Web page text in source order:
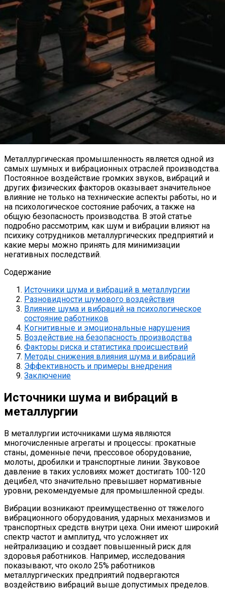
Металлургическая промышленность является одной из
самых шумных и вибрационных отраслей производства.
Постоянное воздействие громких звуков, вибраций и
других физических факторов оказывает значительное
влияние не только на технические аспекты работы, но и
на психологическое состояние рабочих, а также на
общую безопасность производства. В этой статье
подробно рассмотрим, как шум и вибрации влияют на
психику сотрудников металлургических предприятий и
какие меры можно принять для минимизации
негативных последствий.
Содержание
Источники шума и вибраций в металлургии
Разновидности шумового воздействия
Влияние шума и вибраций на психологическое
состояние работников
Когнитивные и эмоциональные нарушения
Воздействие на безопасность производства
Факторы риска и статистика происшествий
Методы снижения влияния шума и вибраций
Эффективность и примеры внедрения
Заключение
Источники шума и вибраций в
металлургии
В металлургии источниками шума являются
многочисленные агрегаты и процессы: прокатные
станы, доменные печи, прессовое оборудование,
молоты, дробилки и транспортные линии. Звуковое
давление в таких условиях может достигать 100-120
децибел, что значительно превышает нормативные
уровни, рекомендуемые для промышленной среды.
Вибрации возникают преимущественно от тяжелого
вибрационного оборудования, ударных механизмов и
транспортных средств внутри цеха. Они имеют широкий
спектр частот и амплитуд, что усложняет их
нейтрализацию и создает повышенный риск для
здоровья работников. Например, исследования
показывают, что около 25% работников
металлургических предприятий подвергаются
воздействию вибраций выше допустимых пределов.